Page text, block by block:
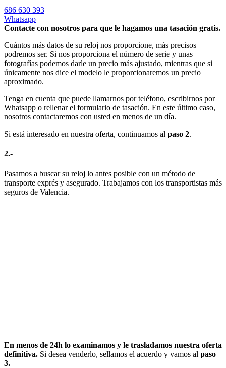
686 630 393
Whatsapp
Contacte con nosotros para que le hagamos una tasación gratis.
Cuántos más datos de su reloj nos proporcione, más precisos
podremos ser. Si nos proporciona el número de serie y unas
fotografías podemos darle un precio más ajustado, mientras que si
únicamente nos dice el modelo le proporcionaremos un precio
aproximado.
Tenga en cuenta que puede llamarnos por teléfono, escribirnos por
Whatsapp o rellenar el formulario de tasación. En este último caso,
nosotros contactaremos con usted en menos de un día.
Si está interesado en nuestra oferta, continuamos al paso 2.
2.-
Pasamos a buscar su reloj lo antes posible con un método de
transporte exprés y asegurado. Trabajamos con los transportistas más
seguros de Valencia.
En menos de 24h lo examinamos y le trasladamos nuestra oferta
definitiva. Si desea venderlo, sellamos el acuerdo y vamos al paso
3.